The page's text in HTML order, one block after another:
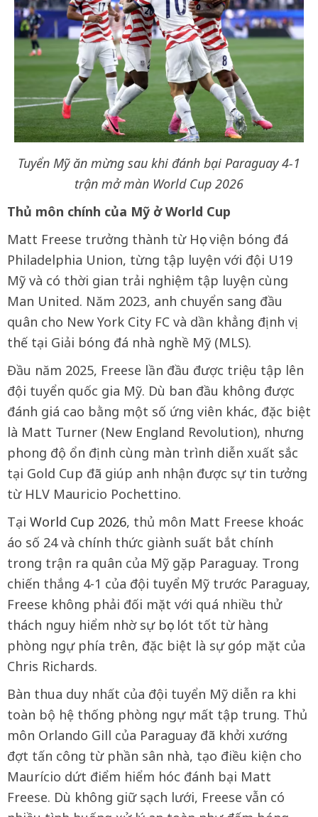
Tuyển Mỹ ăn mừng sau khi đánh bại Paraguay 4-1
trận mở màn World Cup 2026
Thủ môn chính của Mỹ ở World Cup
Matt Freese trưởng thành từ Học viện bóng đá
Philadelphia Union, từng tập luyện với đội U19
Mỹ và có thời gian trải nghiệm tập luyện cùng
Man United. Năm 2023, anh chuyển sang đầu
quân cho New York City FC và dần khẳng định vị
thế tại Giải bóng đá nhà nghề Mỹ (MLS).
Đầu năm 2025, Freese lần đầu được triệu tập lên
đội tuyển quốc gia Mỹ. Dù ban đầu không được
đánh giá cao bằng một số ứng viên khác, đặc biệt
là Matt Turner (New England Revolution), nhưng
phong độ ổn định cùng màn trình diễn xuất sắc
tại Gold Cup đã giúp anh nhận được sự tin tưởng
từ HLV Mauricio Pochettino.
Tại World Cup 2026, thủ môn Matt Freese khoác
áo số 24 và chính thức giành suất bắt chính
trong trận ra quân của Mỹ gặp Paraguay. Trong
chiến thắng 4-1 của đội tuyển Mỹ trước Paraguay,
Freese không phải đối mặt với quá nhiều thử
thách nguy hiểm nhờ sự bọc lót tốt từ hàng
phòng ngự phía trên, đặc biệt là sự góp mặt của
Chris Richards.
Bàn thua duy nhất của đội tuyển Mỹ diễn ra khi
toàn bộ hệ thống phòng ngự mất tập trung. Thủ
môn Orlando Gill của Paraguay đã khởi xướng
đợt tấn công từ phần sân nhà, tạo điều kiện cho
Maurício dứt điểm hiểm hóc đánh bại Matt
Freese. Dù không giữ sạch lưới, Freese vẫn có